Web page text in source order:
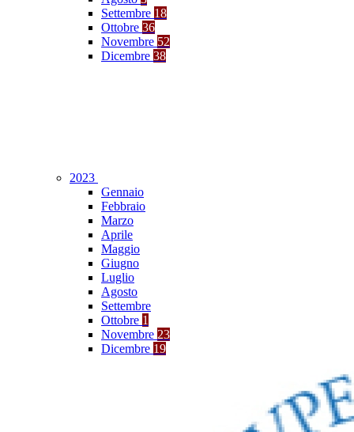
Settembre 18
Ottobre 36
Novembre 52
Dicembre 38
2023
Gennaio
Febbraio
Marzo
Aprile
Maggio
Giugno
Luglio
Agosto
Settembre
Ottobre 1
Novembre 23
Dicembre 19